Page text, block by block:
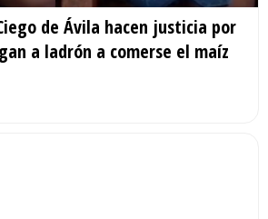
de Ávila hacen justicia por
a ladrón a comerse el maíz